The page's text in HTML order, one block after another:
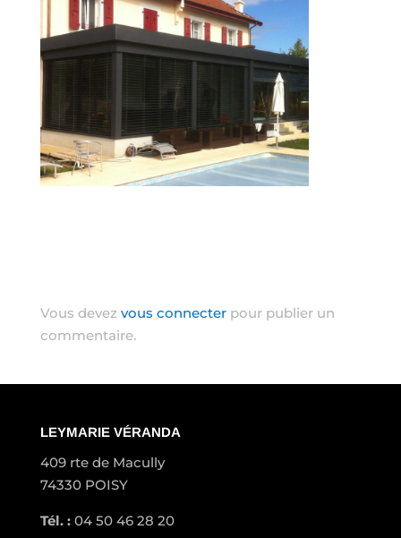
Vous devez vous connecterpour publier un
commentaire.
LEYMARIE VÉRANDA
409 rte de Macully
74330 POISY
Tél. :04 50 46 28 20